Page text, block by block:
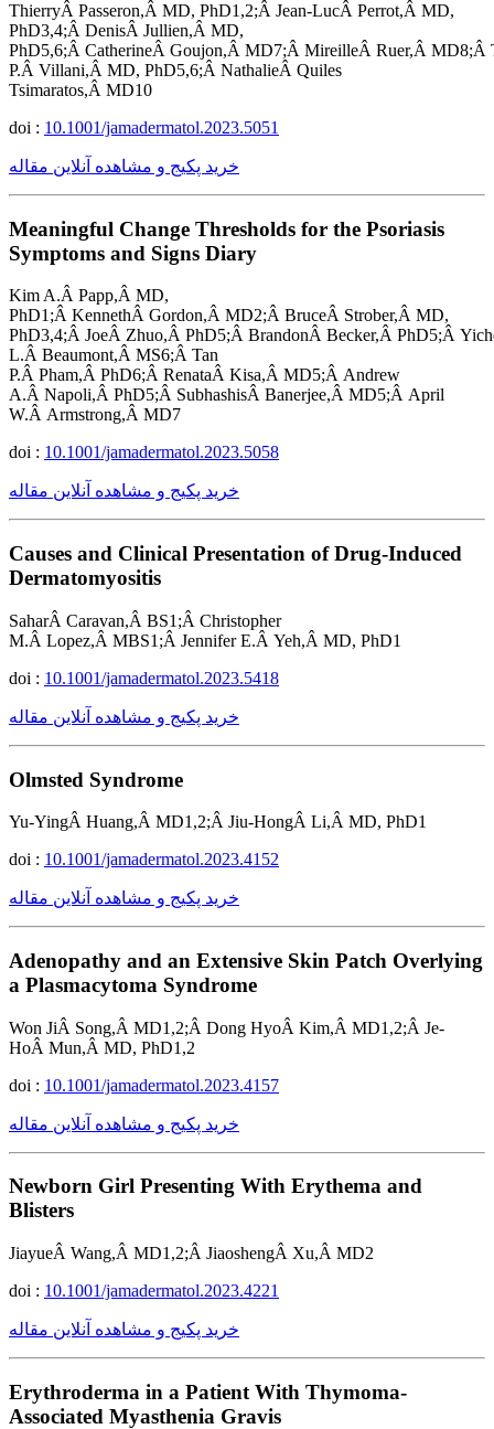
ThierryÂ Passeron,Â MD, PhD1,2;Â Jean-LucÂ Perrot,Â MD,
PhD3,4;Â DenisÂ Jullien,Â MD,
PhD5,6;Â CatherineÂ Goujon,Â MD7;Â MireilleÂ Ruer,Â
P.Â Villani,Â MD, PhD5,6;Â NathalieÂ Quiles
Tsimaratos,Â MD10
doi : 10.1001/jamadermatol.2023.5051
خرید پکیج و مشاهده آنلاین مقاله
Meaningful Change Thresholds for the Psoriasis
Symptoms and Signs Diary
Kim A.Â Papp,Â MD,
PhD1;Â KennethÂ Gordon,Â MD2;Â BruceÂ Strober,Â MD,
PhD3,4;Â JoeÂ Zhuo,Â PhD5;Â BrandonÂ Becker,Â PhD5;Â
L.Â Beaumont,Â MS6;Â Tan
P.Â Pham,Â PhD6;Â RenataÂ Kisa,Â MD5;Â Andrew
A.Â Napoli,Â PhD5;Â SubhashisÂ Banerjee,Â MD5;Â April
W.Â Armstrong,Â MD7
doi : 10.1001/jamadermatol.2023.5058
خرید پکیج و مشاهده آنلاین مقاله
Causes and Clinical Presentation of Drug-Induced
Dermatomyositis
SaharÂ Caravan,Â BS1;Â Christopher
M.Â Lopez,Â MBS1;Â Jennifer E.Â Yeh,Â MD, PhD1
doi : 10.1001/jamadermatol.2023.5418
خرید پکیج و مشاهده آنلاین مقاله
Olmsted Syndrome
Yu-YingÂ Huang,Â MD1,2;Â Jiu-HongÂ Li,Â MD, PhD1
doi : 10.1001/jamadermatol.2023.4152
خرید پکیج و مشاهده آنلاین مقاله
Adenopathy and an Extensive Skin Patch Overlying
a Plasmacytoma Syndrome
Won JiÂ Song,Â MD1,2;Â Dong HyoÂ Kim,Â MD1,2;Â Je-
HoÂ Mun,Â MD, PhD1,2
doi : 10.1001/jamadermatol.2023.4157
خرید پکیج و مشاهده آنلاین مقاله
Newborn Girl Presenting With Erythema and
Blisters
JiayueÂ Wang,Â MD1,2;Â JiaoshengÂ Xu,Â MD2
doi : 10.1001/jamadermatol.2023.4221
خرید پکیج و مشاهده آنلاین مقاله
Erythroderma in a Patient With Thymoma-
Associated Myasthenia Gravis